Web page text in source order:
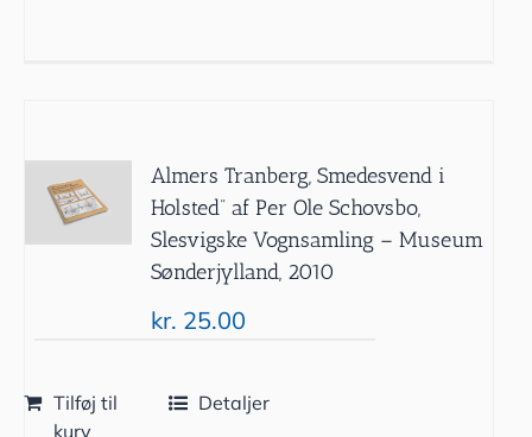
Almers Tranberg, Smedesvend i
Holsted” af Per Ole Schovsbo,
Slesvigske Vognsamling – Museum
Sønderjylland, 2010
kr. 25.00
Tilføj til
kurv
Detaljer